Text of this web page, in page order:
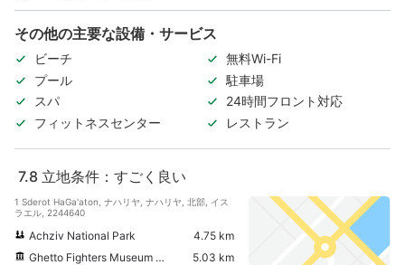
その他の主要な設備・サービス
ビーチ
無料Wi-Fi
プール
駐車場
スパ
24時間フロント対応
フィットネスセンター
レストラン
7.8 立地条件：すごく良い
1 Sderot HaGa'aton, ナハリヤ, ナハリヤ, 北部, イス
ラエル, 2244640
Achziv National Park
4.75 km
Ghetto Fighters Museum (Lohamei HaGetaot Museum)
5.03 km